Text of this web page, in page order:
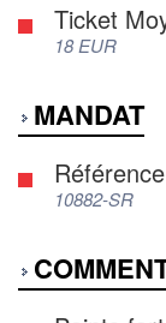
Ticket
18 EUR
MANDAT
10882-SR